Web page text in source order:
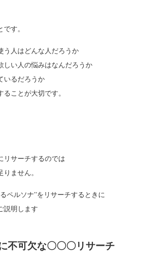
す。
う人はどんな人だろうか
しい人の悩みはなんだろうか
いるだろうか
ことが大切です。
リサーチするのでは
ません。
ペルソナ”をリサーチするときに
説明します
不可欠な〇〇〇リサーチ